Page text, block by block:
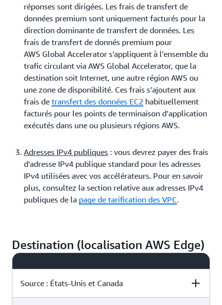
réponses sont dirigées. Les frais de transfert de
données premium sont uniquement facturés pour la
direction dominante de transfert de données. Les
frais de transfert de donnés premium pour
AWS Global Accelerator s'appliquent à l'ensemble du
trafic circulant via AWS Global Accelerator, que la
destination soit Internet, une autre région AWS ou
une zone de disponibilité. Ces frais s’ajoutent aux
frais de transfert des données EC2 habituellement
facturés pour les points de terminaison d’application
exécutés dans une ou plusieurs régions AWS.
Adresses IPv4 publiques : vous devrez payer des frais
d'adresse IPv4 publique standard pour les adresses
IPv4 utilisées avec vos accélérateurs. Pour en savoir
plus, consultez la section relative aux adresses IPv4
publiques de la page de tarification des VPC.
Destination (localisation AWS Edge)
Source : États-Unis et Canada